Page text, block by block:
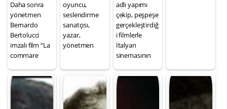
Daha sonra
yönetmen
Bernardo
Bertolucci
imzalı film “La
commare
oyuncu,
seslendirme
sanatçısı,
yazar,
yönetmen
adlı yapımı
çekip, peşpeşe
gerçekleştirdiğ
i filmlerle
İtalyan
sinemasının